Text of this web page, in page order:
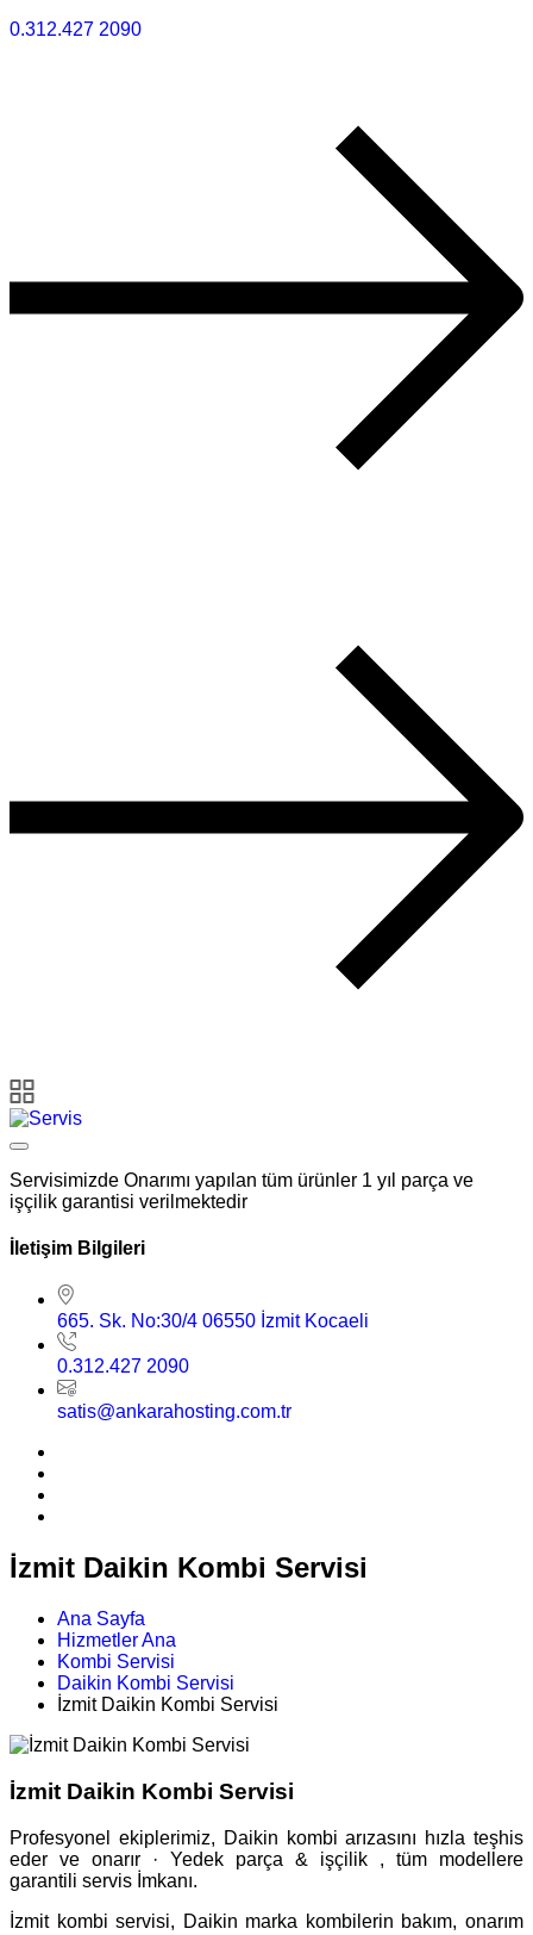
0.312.427 2090
Servisimizde Onarımı yapılan tüm ürünler 1 yıl parça ve
işçilik garantisi verilmektedir
İletişim Bilgileri
665. Sk. No:30/4 06550 İzmit Kocaeli
0.312.427 2090
satis@ankarahosting.com.tr
İzmit Daikin Kombi Servisi
Ana Sayfa
Hizmetler Ana
Kombi Servisi
Daikin Kombi Servisi
İzmit Daikin Kombi Servisi
İzmit Daikin Kombi Servisi
Profesyonel ekiplerimiz, Daikin kombi arızasını hızla teşhis
eder ve onarır · Yedek parça & işçilik , tüm modellere
garantili servis İmkanı.
İzmit kombi servisi, Daikin marka kombilerin bakım, onarım